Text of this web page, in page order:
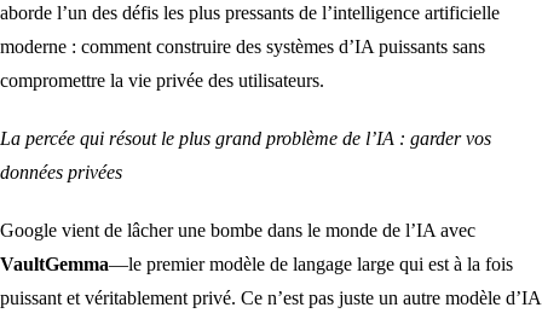
aborde l’un des défis les plus pressants de l’intelligence artificielle
moderne : comment construire des systèmes d’IA puissants sans
compromettre la vie privée des utilisateurs.
La percée qui résout le plus grand problème de l’IA : garder vos
données privées
Google vient de lâcher une bombe dans le monde de l’IA avec
VaultGemma—le premier modèle de langage large qui est à la fois
puissant et véritablement privé. Ce n’est pas juste un autre modèle d’IA